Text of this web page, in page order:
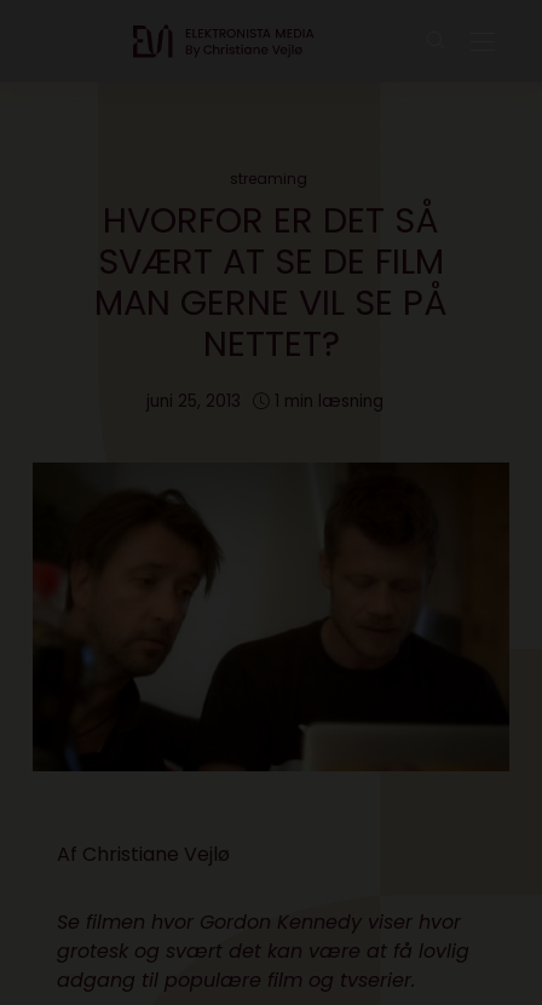
streaming
HVORFOR ER DET SÅ
SVÆRT AT SE DE FILM
MAN GERNE VIL SE PÅ
NETTET?
juni 25, 2013 1 min læsning
Af Christiane Vejlø
Se filmen hvor Gordon Kennedy viser hvor
grotesk og svært det kan være at få lovlig
adgang til populære film og tvserier.